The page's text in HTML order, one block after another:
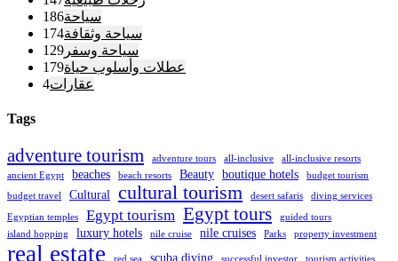
سياحة186
سياحة وثقافة174
سياحة وسفر 129
عطلات وأسلوب حياة179
عقارات4
Tags
adventure tourism adventure tours all-inclusive
all-inclusive resorts
ancient Egypt
beaches beach resorts Beauty boutique hotels budget tourism
budget travel Cultural cultural tourism desert safaris diving services
Egyptian temples Egypt tourism Egypt tours
guided tours
island hopping
luxury hotels nile cruise nile cruises Parks property investment
real estate scuba diving